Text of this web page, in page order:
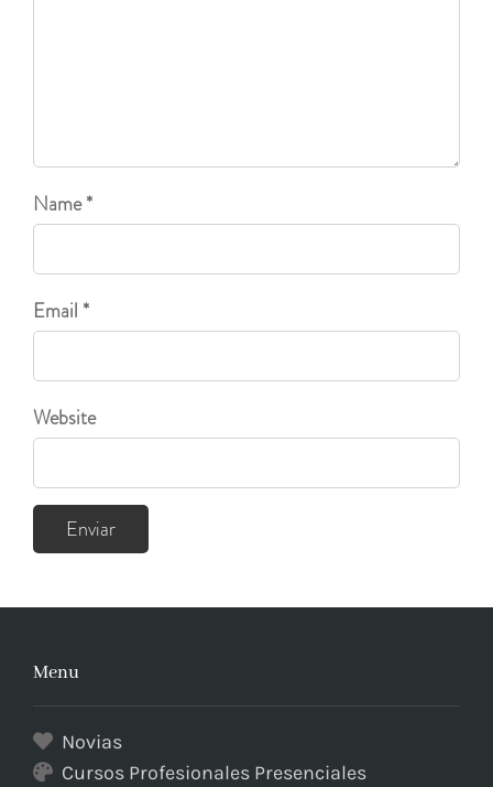
Name *
Email *
Website
Menu
Novias
Cursos Profesionales Presenciales